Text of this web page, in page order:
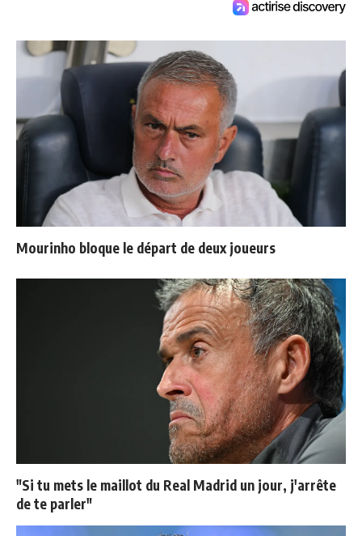
Mourinho bloque le départ de deux joueurs
"Si tu mets le maillot du Real Madrid un jour, j'arrête
de te parler"